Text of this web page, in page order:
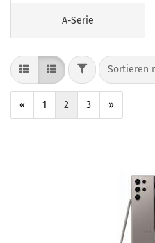
A-Serie
Sortieren
« 1 2 3 »